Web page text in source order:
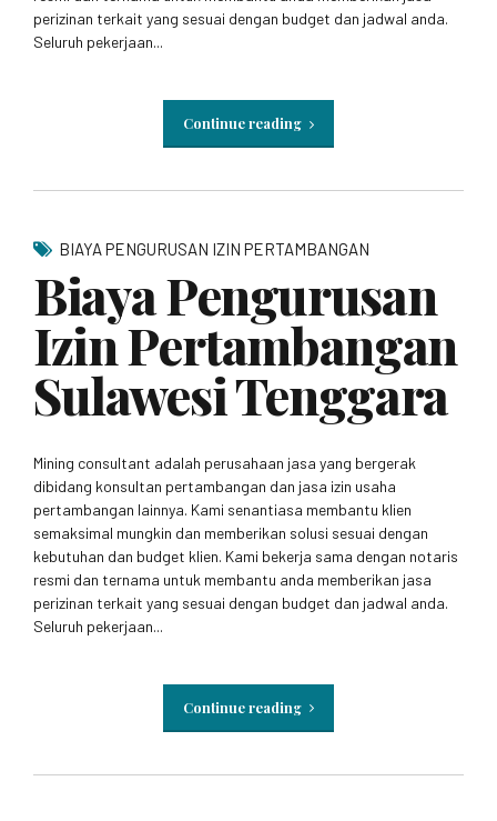
perizinan terkait yang sesuai dengan budget dan jadwal anda.
Seluruh pekerjaan...
Continue reading
BIAYA PENGURUSAN IZIN PERTAMBANGAN
Biaya Pengurusan
Izin Pertambangan
Sulawesi Tenggara
Mining consultant adalah perusahaan jasa yang bergerak
dibidang konsultan pertambangan dan jasa izin usaha
pertambangan lainnya. Kami senantiasa membantu klien
semaksimal mungkin dan memberikan solusi sesuai dengan
kebutuhan dan budget klien. Kami bekerja sama dengan notaris
resmi dan ternama untuk membantu anda memberikan jasa
perizinan terkait yang sesuai dengan budget dan jadwal anda.
Seluruh pekerjaan...
Continue reading